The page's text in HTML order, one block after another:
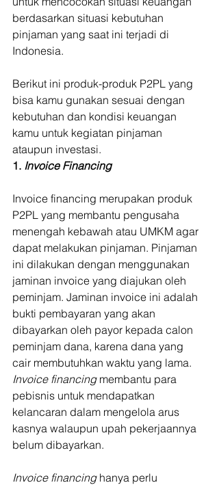
berdasarkan situasi kebutuhan
pinjaman yang saat ini terjadi di
Indonesia.
Berikut ini produk-produk P2PL yang
bisa kamu gunakan sesuai dengan
kebutuhan dan kondisi keuangan
kamu untuk kegiatan pinjaman
ataupun investasi.
1. Invoice Financing
Invoice financing merupakan produk
P2PL yang membantu pengusaha
menengah kebawah atau UMKM agar
dapat melakukan pinjaman. Pinjaman
ini dilakukan dengan menggunakan
jaminan invoice yang diajukan oleh
peminjam. Jaminan invoice ini adalah
bukti pembayaran yang akan
dibayarkan oleh payor kepada calon
peminjam dana, karena dana yang
cair membutuhkan waktu yang lama.
Invoice financing membantu para
pebisnis untuk mendapatkan
kelancaran dalam mengelola arus
kasnya walaupun upah pekerjaannya
belum dibayarkan.
Invoice financing hanya perlu